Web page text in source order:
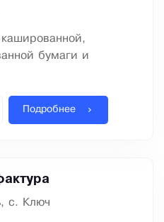
кашированной,
бумаги и
Подробнее
с. Ключ